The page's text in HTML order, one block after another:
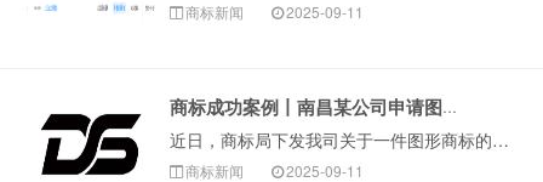
商标新闻 2025-09-11
商标成功案例丨南昌某公司申请图形商标因近似被驳回，复审成功！
近日，商标局下发我司关于一件图形商标的驳回复审决定书。该商标在审查过程中，因与在先商标近似被商标局予以驳回，申请人委托我司代理向商标局提交驳回复审。一···
商标新闻 2025-09-11